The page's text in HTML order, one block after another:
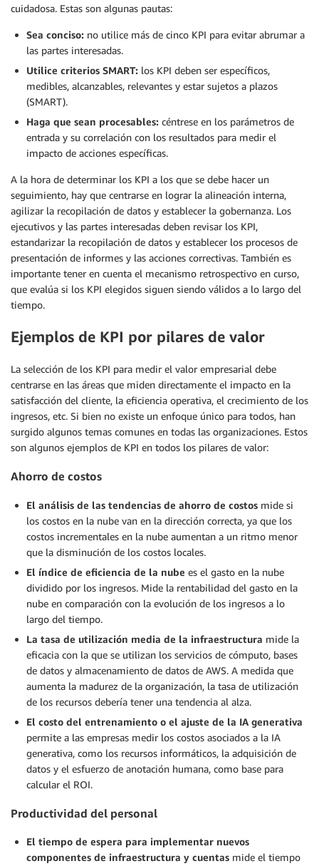
cuidadosa. Estas son algunas pautas:
Sea conciso: no utilice más de cinco KPI para evitar abrumar a
las partes interesadas.
Utilice criterios SMART: los KPI deben ser específicos,
medibles, alcanzables, relevantes y estar sujetos a plazos
(SMART).
Haga que sean procesables: céntrese en los parámetros de
entrada y su correlación con los resultados para medir el
impacto de acciones específicas.
A la hora de determinar los KPI a los que se debe hacer un
seguimiento, hay que centrarse en lograr la alineación interna,
agilizar la recopilación de datos y establecer la gobernanza. Los
ejecutivos y las partes interesadas deben revisar los KPI,
estandarizar la recopilación de datos y establecer los procesos de
presentación de informes y las acciones correctivas. También es
importante tener en cuenta el mecanismo retrospectivo en curso,
que evalúa si los KPI elegidos siguen siendo válidos a lo largo del
tiempo.
Ejemplos de KPI por pilares de valor
La selección de los KPI para medir el valor empresarial debe
centrarse en las áreas que miden directamente el impacto en la
satisfacción del cliente, la eficiencia operativa, el crecimiento de los
ingresos, etc. Si bien no existe un enfoque único para todos, han
surgido algunos temas comunes en todas las organizaciones. Estos
son algunos ejemplos de KPI en todos los pilares de valor:
Ahorro de costos
El análisis de las tendencias de ahorro de costos mide si
los costos en la nube van en la dirección correcta, ya que los
costos incrementales en la nube aumentan a un ritmo menor
que la disminución de los costos locales.
El índice de eficiencia de la nube es el gasto en la nube
dividido por los ingresos. Mide la rentabilidad del gasto en la
nube en comparación con la evolución de los ingresos a lo
largo del tiempo.
La tasa de utilización media de la infraestructura mide la
eficacia con la que se utilizan los servicios de cómputo, bases
de datos y almacenamiento de datos de AWS. A medida que
aumenta la madurez de la organización, la tasa de utilización
de los recursos debería tener una tendencia al alza.
El costo del entrenamiento o el ajuste de la IA generativa
permite a las empresas medir los costos asociados a la IA
generativa, como los recursos informáticos, la adquisición de
datos y el esfuerzo de anotación humana, como base para
calcular el ROI.
Productividad del personal
El tiempo de espera para implementar nuevos
componentes de infraestructura y cuentas mide el tiempo